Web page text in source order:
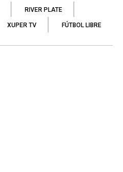
RIVER PLATE
XUPER TV FÚTBOL LIBRE